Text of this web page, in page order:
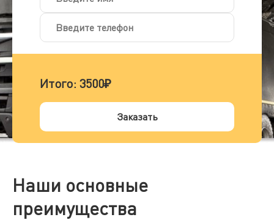
Итого: 3500₽
Заказать
Наши основные
преимущества